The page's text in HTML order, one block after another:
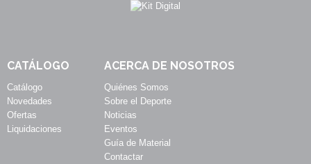
CATÁLOGO
Catálogo
Novedades
Ofertas
Liquidaciones
ACERCA DE NOSOTROS
Quiénes Somos
Sobre el Deporte
Noticias
Eventos
Guía de Material
Contactar